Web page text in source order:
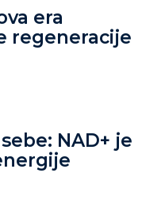
era
regeneracije
NAD+ je